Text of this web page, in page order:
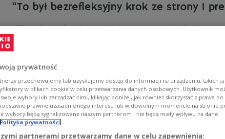
"To był bezrefleksyjny krok ze strony I
- W trudnym okresie stresów i przepracowania każdemu
komentarz rzecznika Sądu Najwyższego do obecności I
prezydenta Andrzeja Dudę ślubowania od nowego
Justyn Piskorski nowym sędzią
prywatność
przechowujemy lub uzyskujemy dostęp do informacji na urządzeniu, takich
w plikach cookie w celu przetwarzania danych osobowych. Użytkownik
wybory lub zarządzać nimi, klikając poniżej, jak również skorzystać z prawa do
prawnie uzasadnionego interesu lub w dowolnym momencie na stronie
wybory będą sygnalizowane naszym partnerom i nie będą miały wpływu na dane
Polityka prywatności
partnerami przetwarzamy dane w celu zapewnienia: